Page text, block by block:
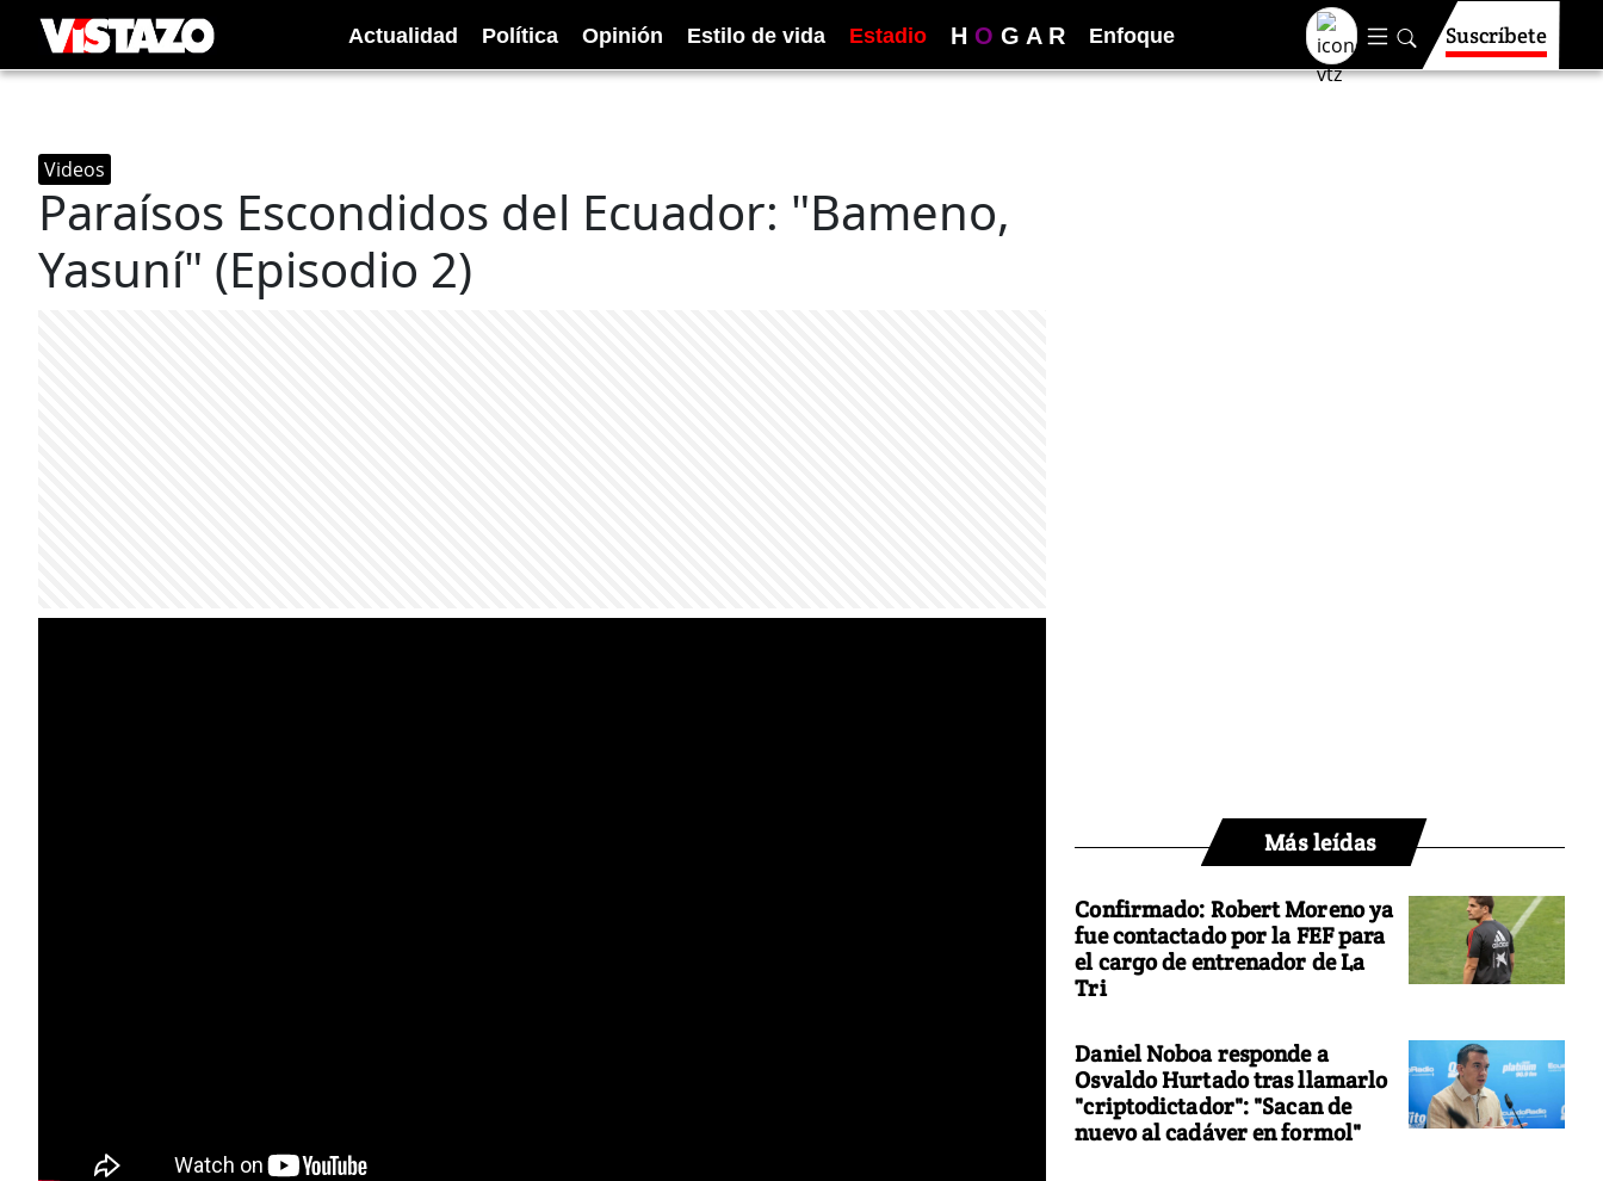
Actualidad Política Opinión Estilo de vida Estadio H O G A R Enfoque Suscríbete
Videos
Paraísos Escondidos del Ecuador: "Bameno,
Yasuní" (Episodio 2)
Más leídas
Confirmado: Robert Moreno ya
fue contactado por la FEF para
el cargo de entrenador de La
Tri
Daniel Noboa responde a
Osvaldo Hurtado tras llamarlo
"criptodictador": "Sacan de
nuevo al cadáver en formol"